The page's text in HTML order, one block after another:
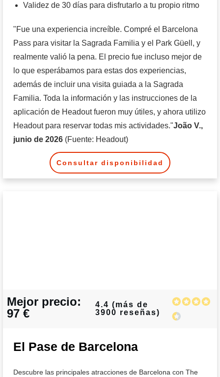
Validez de 30 días para disfrutarlo a tu propio ritmo
"Fue una experiencia increíble. Compré el Barcelona
Pass para visitar la Sagrada Familia y el Park Güell, y
realmente valió la pena. El precio fue incluso mejor de
lo que esperábamos para estas dos experiencias,
además de incluir una visita guiada a la Sagrada
Familia. Toda la información y las instrucciones de la
aplicación de Headout fueron muy útiles, y ahora utilizo
Headout para reservar todas mis actividades."João V.,
junio de 2026 (Fuente: Headout)
Consultar disponibilidad
Mejor precio:
97 €
4.4 (más de
3900 reseñas)
El Pase de Barcelona
Descubre las principales atracciones de Barcelona con The